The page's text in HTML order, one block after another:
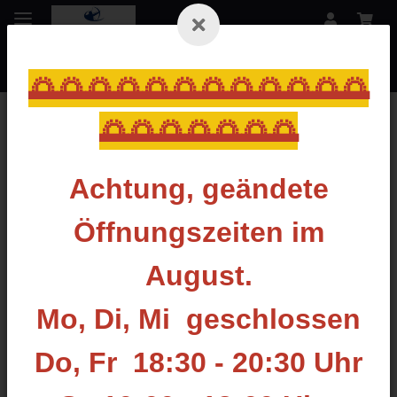
🌅🌅🌅🌅🌅🌅🌅🌅🌅🌅🌅🌅
🌅🌅🌅🌅🌅🌅🌅
Achtung, geändete
Öffnungszeiten im
August.
Mo, Di, Mi geschlossen
Do, Fr 18:30 - 20:30 Uhr
BLACK MAMBA ARCHERY
Filter und Sortierung
Artikel 1 - 2 von 2